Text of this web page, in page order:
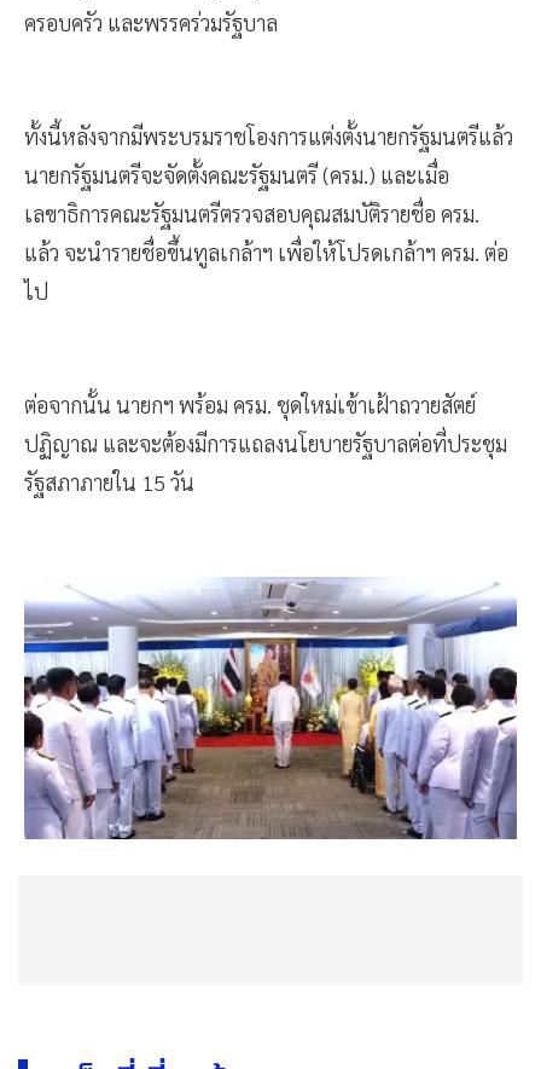
ครอบครัว และพรรคร่วมรัฐบาล
ทั้งนี้หลังจากมีพระบรมราชโองการแต่งตั้งนายกรัฐมนตรีแล้ว
นายกรัฐมนตรีจะจัดตั้งคณะรัฐมนตรี (ครม.) และเมื่อ
เลขาธิการคณะรัฐมนตรีตรวจสอบคุณสมบัติรายชื่อ ครม.
แล้ว จะนำรายชื่อขึ้นทูลเกล้าฯ เพื่อให้โปรดเกล้าฯ ครม. ต่อ
ไป
ต่อจากนั้น นายกฯ พร้อม ครม. ชุดใหม่เข้าเฝ้าถวายสัตย์
ปฏิญาณ และจะต้องมีการแถลงนโยบายรัฐบาลต่อที่ประชุม
รัฐสภาภายใน 15 วัน